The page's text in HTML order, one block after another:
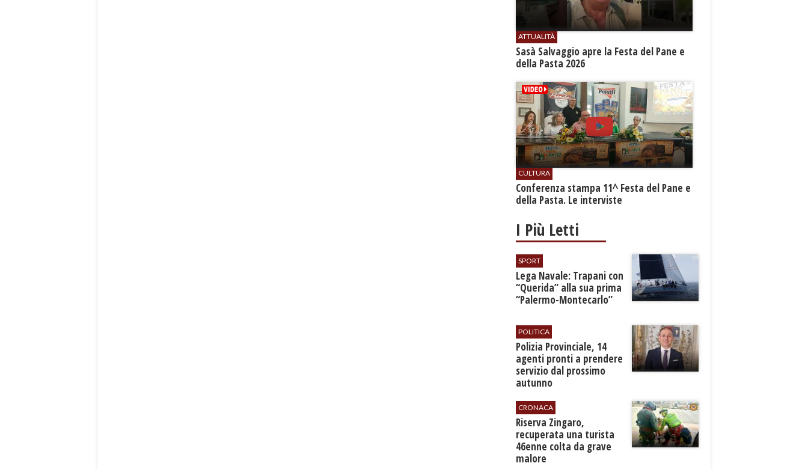
ATTUALITÀ
Sasà Salvaggio apre la Festa del Pane e
della Pasta 2026
CULTURA
Conferenza stampa 11^ Festa del Pane e
della Pasta. Le interviste
I Più Letti
SPORT
​Lega Navale: Trapani con
“Querida” alla sua prima
“Palermo-Montecarlo”
POLITICA
​Polizia Provinciale, 14
agenti pronti a prendere
servizio dal prossimo
autunno
CRONACA
​Riserva Zingaro,
recuperata una turista
46enne colta da grave
malore